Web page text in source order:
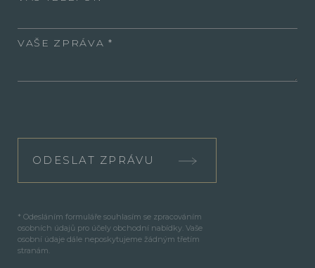
VAŠE ZPRÁVA
ODESLAT ZPRÁVU
* Odesláním formuláře souhlasím se zpracováním
osobních údajů pro účely obchodní nabídky. Vaše
osobní údaje dále neposkytujeme žádným třetím
stranám.